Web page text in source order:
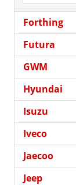
Forthing
Futura
GWM
Hyundai
Isuzu
Iveco
Jaecoo
Jeep